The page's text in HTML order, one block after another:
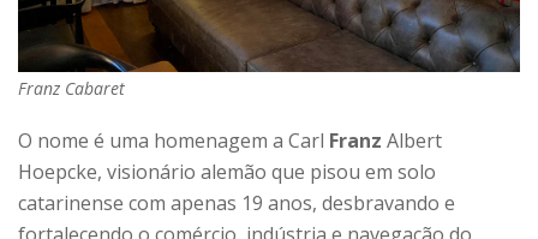
Franz Cabaret
O nome é uma homenagem a Carl Franz Albert
Hoepcke, visionário alemão que pisou em solo
catarinense com apenas 19 anos, desbravando e